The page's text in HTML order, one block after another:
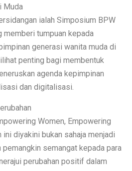
Muda
ialah Simposium BPW
memberi tumpuan kepada
generasi wanita muda di
penting bagi membentuk
agenda kepimpinan
dan digitalisasi.
Women, Empowering
ini diyakini bukan sahaja menjadi
semangat kepada para
perubahan positif dalam